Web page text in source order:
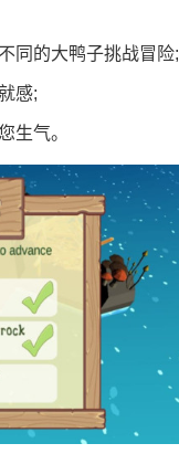
同的大鸭子挑战冒险;
感;
生气。